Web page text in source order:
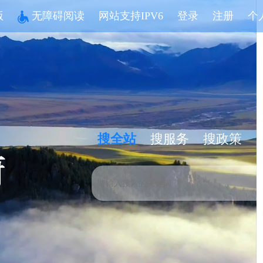
无障碍阅读 网站支持IPV6 登录 注册 个
搜全站 搜服务 搜政策